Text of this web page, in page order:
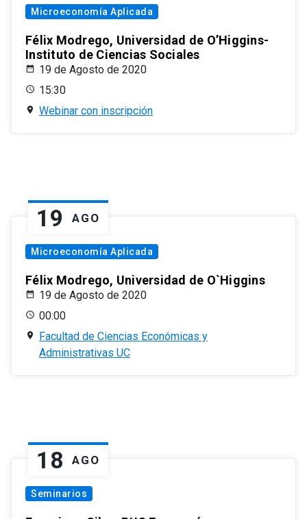
Microeconomía Aplicada
Félix Modrego, Universidad de O’Higgins-
Instituto de Ciencias Sociales
19 de Agosto de 2020
15:30
Webinar con inscripción
19 AGO
Microeconomía Aplicada
Félix Modrego, Universidad de O`Higgins
19 de Agosto de 2020
00:00
Facultad de Ciencias Económicas y
Administrativas UC
18 AGO
Seminarios